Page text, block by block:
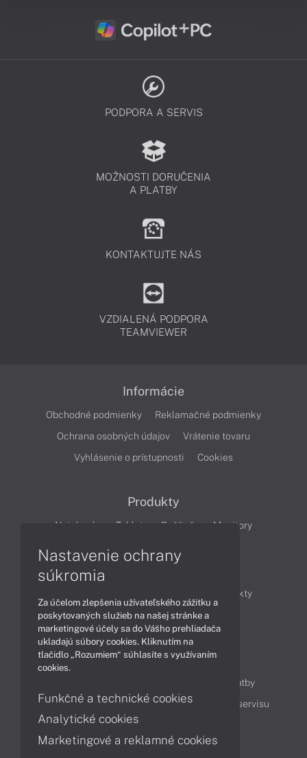
PODPORA A SERVIS
MOŽNOSTI DORUČENIA
A PLATBY
KONTAKTUJTE NÁS
VZDIALENÁ PODPORA
TEAMVIEWER
Informácie
Obchodné podmienky
Reklamačné podmienky
Ochrana osobných údajov
Vrátenie tovaru
Vyhlásenie o prístupnosti
Cookies
Produkty
Notebooky Tablety Počítače Monitory
Produkty
Technológie
Videá
Obsah
Možnosti doručenia a platby
Podpora a servis
Servisné služby Cenník servisu
Kontakty
Nastavenie ochrany
súkromia
Za účelom zlepšenia užívateľského zážitku a
poskytovaných služieb na našej stránke a
marketingové účely sa do Vášho prehliadača
ukladajú súbory cookies. Kliknutím na
tlačidlo „Rozumiem“ súhlasíte s využívaním
cookies.
Funkčné a technické cookies
Analytické cookies
Marketingové a reklamné cookies